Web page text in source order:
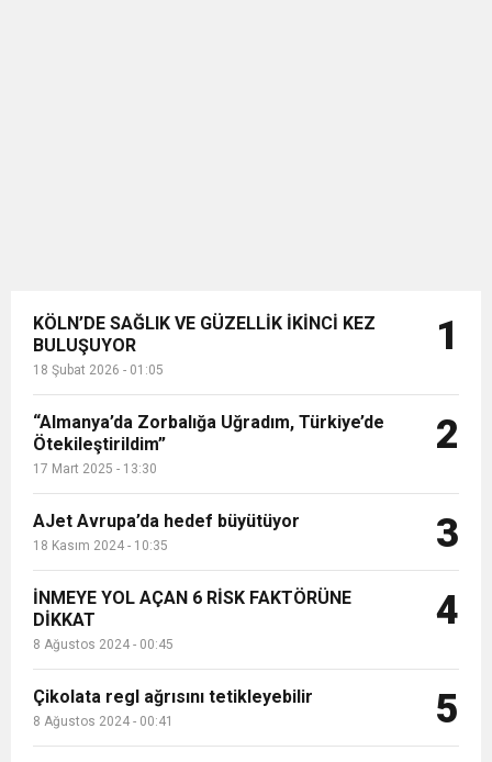
KÖLN’DE SAĞLIK VE GÜZELLİK İKİNCİ KEZ
BULUŞUYOR
18 Şubat 2026 - 01:05
1
“Almanya’da Zorbalığa Uğradım, Türkiye’de
Ötekileştirildim”
17 Mart 2025 - 13:30
2
AJet Avrupa’da hedef büyütüyor
18 Kasım 2024 - 10:35 3
İNMEYE YOL AÇAN 6 RİSK FAKTÖRÜNE
DİKKAT
8 Ağustos 2024 - 00:45
4
Çikolata regl ağrısını tetikleyebilir
8 Ağustos 2024 - 00:41 5